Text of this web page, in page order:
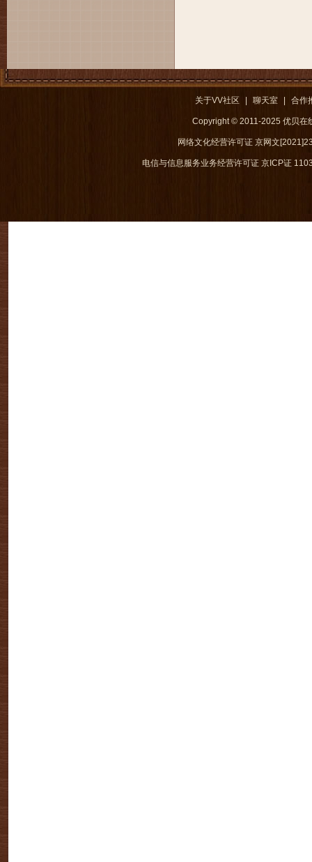
关于VV社区 聊天室 合作
Copyright © 2011-2025 优贝在
网络文化经营许可证 京网文
电信与信息服务业务经营许可证 京ICP证